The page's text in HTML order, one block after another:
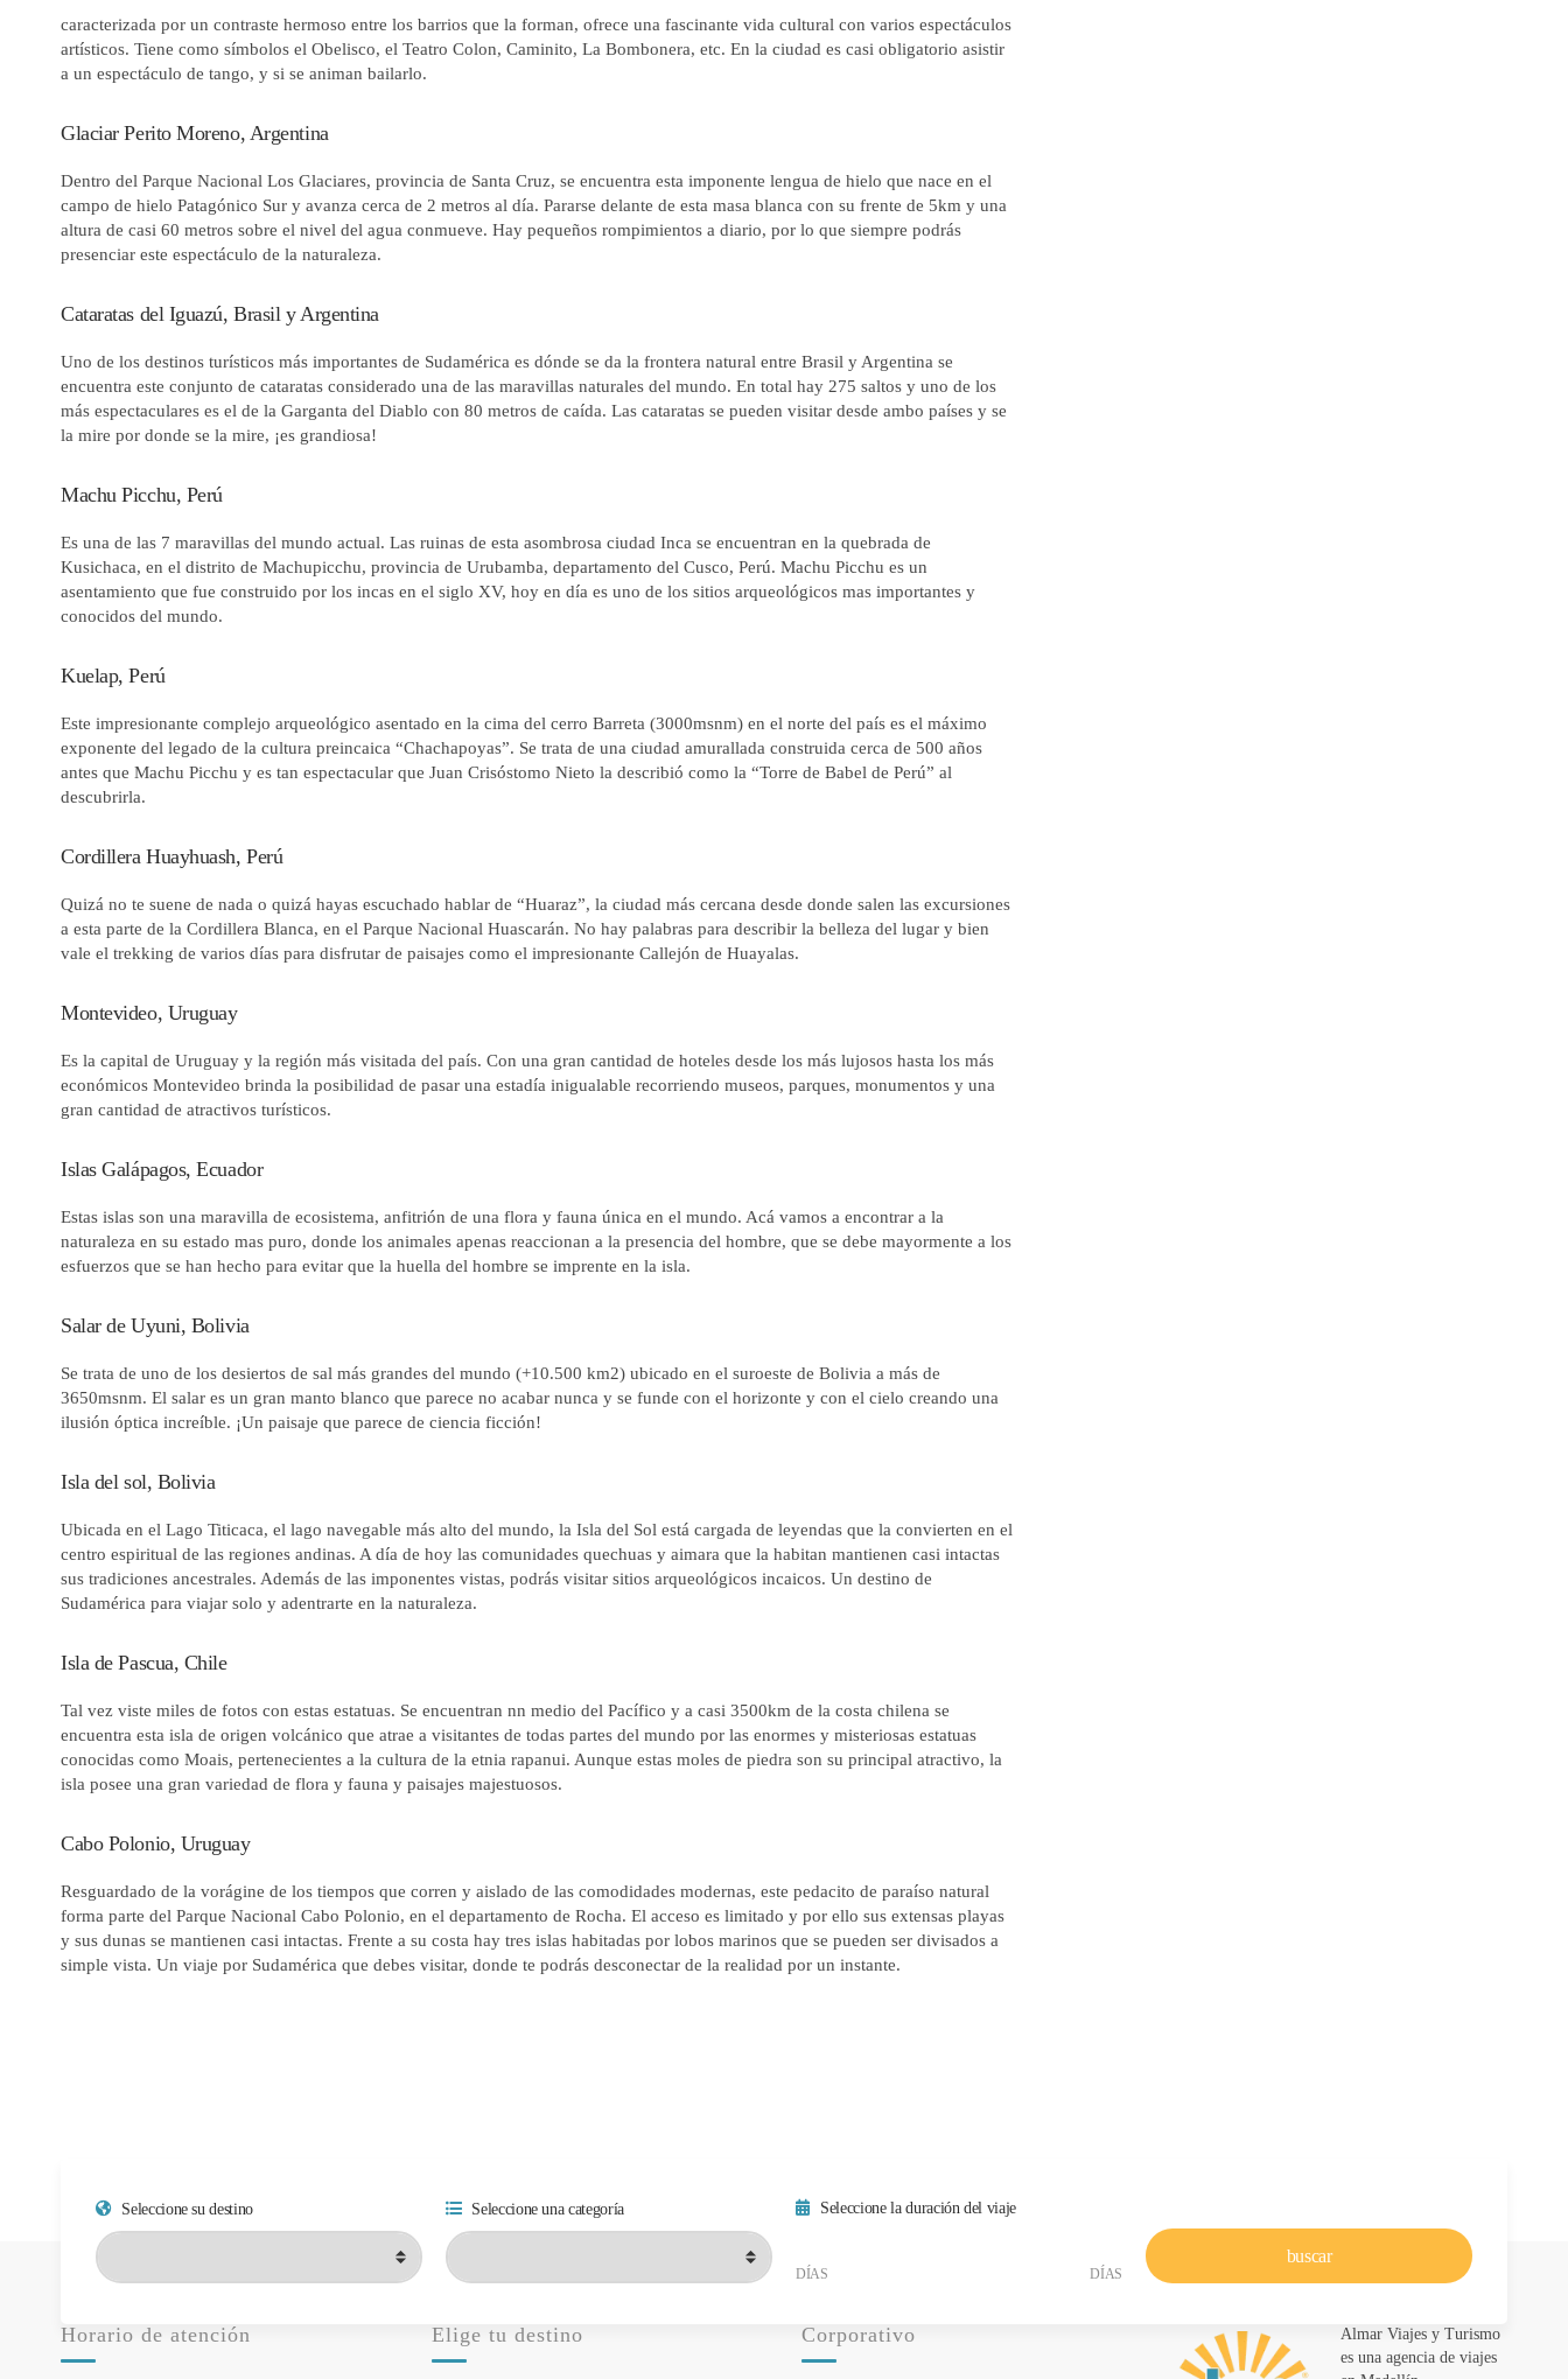
caracterizada por un contraste hermoso entre los barrios que la forman, ofrece una fascinante vida cultural con varios espectáculos
artísticos. Tiene como símbolos el Obelisco, el Teatro Colon, Caminito, La Bombonera, etc. En la ciudad es casi obligatorio asistir
a un espectáculo de tango, y si se animan bailarlo.
Glaciar Perito Moreno, Argentina
Dentro del Parque Nacional Los Glaciares, provincia de Santa Cruz, se encuentra esta imponente lengua de hielo que nace en el
campo de hielo Patagónico Sur y avanza cerca de 2 metros al día. Pararse delante de esta masa blanca con su frente de 5km y una
altura de casi 60 metros sobre el nivel del agua conmueve. Hay pequeños rompimientos a diario, por lo que siempre podrás
presenciar este espectáculo de la naturaleza.
Cataratas del Iguazú, Brasil y Argentina
Uno de los destinos turísticos más importantes de Sudamérica es dónde se da la frontera natural entre Brasil y Argentina se
encuentra este conjunto de cataratas considerado una de las maravillas naturales del mundo. En total hay 275 saltos y uno de los
más espectaculares es el de la Garganta del Diablo con 80 metros de caída. Las cataratas se pueden visitar desde ambo países y se
la mire por donde se la mire, ¡es grandiosa!
Machu Picchu, Perú
Es una de las 7 maravillas del mundo actual. Las ruinas de esta asombrosa ciudad Inca se encuentran en la quebrada de
Kusichaca, en el distrito de Machupicchu, provincia de Urubamba, departamento del Cusco, Perú. Machu Picchu es un
asentamiento que fue construido por los incas en el siglo XV, hoy en día es uno de los sitios arqueológicos mas importantes y
conocidos del mundo.
Kuelap, Perú
Este impresionante complejo arqueológico asentado en la cima del cerro Barreta (3000msnm) en el norte del país es el máximo
exponente del legado de la cultura preincaica “Chachapoyas”. Se trata de una ciudad amurallada construida cerca de 500 años
antes que Machu Picchu y es tan espectacular que Juan Crisóstomo Nieto la describió como la “Torre de Babel de Perú” al
descubrirla.
Cordillera Huayhuash, Perú
Quizá no te suene de nada o quizá hayas escuchado hablar de “Huaraz”, la ciudad más cercana desde donde salen las excursiones
a esta parte de la Cordillera Blanca, en el Parque Nacional Huascarán. No hay palabras para describir la belleza del lugar y bien
vale el trekking de varios días para disfrutar de paisajes como el impresionante Callejón de Huayalas.
Montevideo, Uruguay
Es la capital de Uruguay y la región más visitada del país. Con una gran cantidad de hoteles desde los más lujosos hasta los más
económicos Montevideo brinda la posibilidad de pasar una estadía inigualable recorriendo museos, parques, monumentos y una
gran cantidad de atractivos turísticos.
Islas Galápagos, Ecuador
Estas islas son una maravilla de ecosistema, anfitrión de una flora y fauna única en el mundo. Acá vamos a encontrar a la
naturaleza en su estado mas puro, donde los animales apenas reaccionan a la presencia del hombre, que se debe mayormente a los
esfuerzos que se han hecho para evitar que la huella del hombre se imprente en la isla.
Salar de Uyuni, Bolivia
Se trata de uno de los desiertos de sal más grandes del mundo (+10.500 km2) ubicado en el suroeste de Bolivia a más de
3650msnm. El salar es un gran manto blanco que parece no acabar nunca y se funde con el horizonte y con el cielo creando una
ilusión óptica increíble. ¡Un paisaje que parece de ciencia ficción!
Isla del sol, Bolivia
Ubicada en el Lago Titicaca, el lago navegable más alto del mundo, la Isla del Sol está cargada de leyendas que la convierten en el
centro espiritual de las regiones andinas. A día de hoy las comunidades quechuas y aimara que la habitan mantienen casi intactas
sus tradiciones ancestrales. Además de las imponentes vistas, podrás visitar sitios arqueológicos incaicos. Un destino de
Sudamérica para viajar solo y adentrarte en la naturaleza.
Isla de Pascua, Chile
Tal vez viste miles de fotos con estas estatuas. Se encuentran nn medio del Pacífico y a casi 3500km de la costa chilena se
encuentra esta isla de origen volcánico que atrae a visitantes de todas partes del mundo por las enormes y misteriosas estatuas
conocidas como Moais, pertenecientes a la cultura de la etnia rapanui. Aunque estas moles de piedra son su principal atractivo, la
isla posee una gran variedad de flora y fauna y paisajes majestuosos.
Cabo Polonio, Uruguay
Resguardado de la vorágine de los tiempos que corren y aislado de las comodidades modernas, este pedacito de paraíso natural
forma parte del Parque Nacional Cabo Polonio, en el departamento de Rocha. El acceso es limitado y por ello sus extensas playas
y sus dunas se mantienen casi intactas. Frente a su costa hay tres islas habitadas por lobos marinos que se pueden ser divisados a
simple vista. Un viaje por Sudamérica que debes visitar, donde te podrás desconectar de la realidad por un instante.
Seleccione su destino Seleccione una categoría Seleccione la duración del viaje
Duración mínima del viaje
Duración máxima del viaje
DÍAS DÍAS
buscar
Horario de atención Elige tu destino Corporativo
Almar Viajes y Turismo
es una agencia de viajes